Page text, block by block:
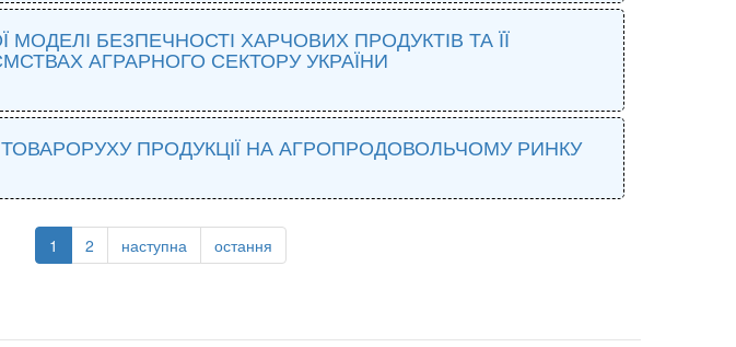
БЕЗПЕЧНОСТІ ХАРЧОВИХ ПРОДУКТІВ ТА ЇЇ
АГРАРНОГО СЕКТОРУ УКРАЇНИ
ПРОДУКЦІЇ НА АГРОПРОДОВОЛЬЧОМУ РИНКУ
1 2 наступна остання